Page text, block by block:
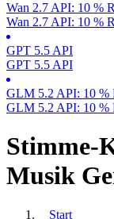
Wan 2.7 API: 10 %
Wan 2.7 API: 10 %
GPT 5.5 API
GPT 5.5 API
GLM 5.2 API: 10 %
GLM 5.2 API: 10 %
Stimme-
Musik
Start